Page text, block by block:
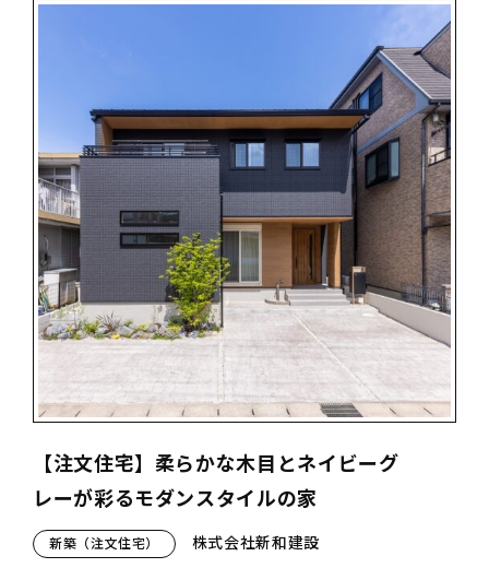
【注文住宅】柔らかな木目とネイビーグ
レーが彩るモダンスタイルの家
新築（注文住宅） 株式会社新和建設